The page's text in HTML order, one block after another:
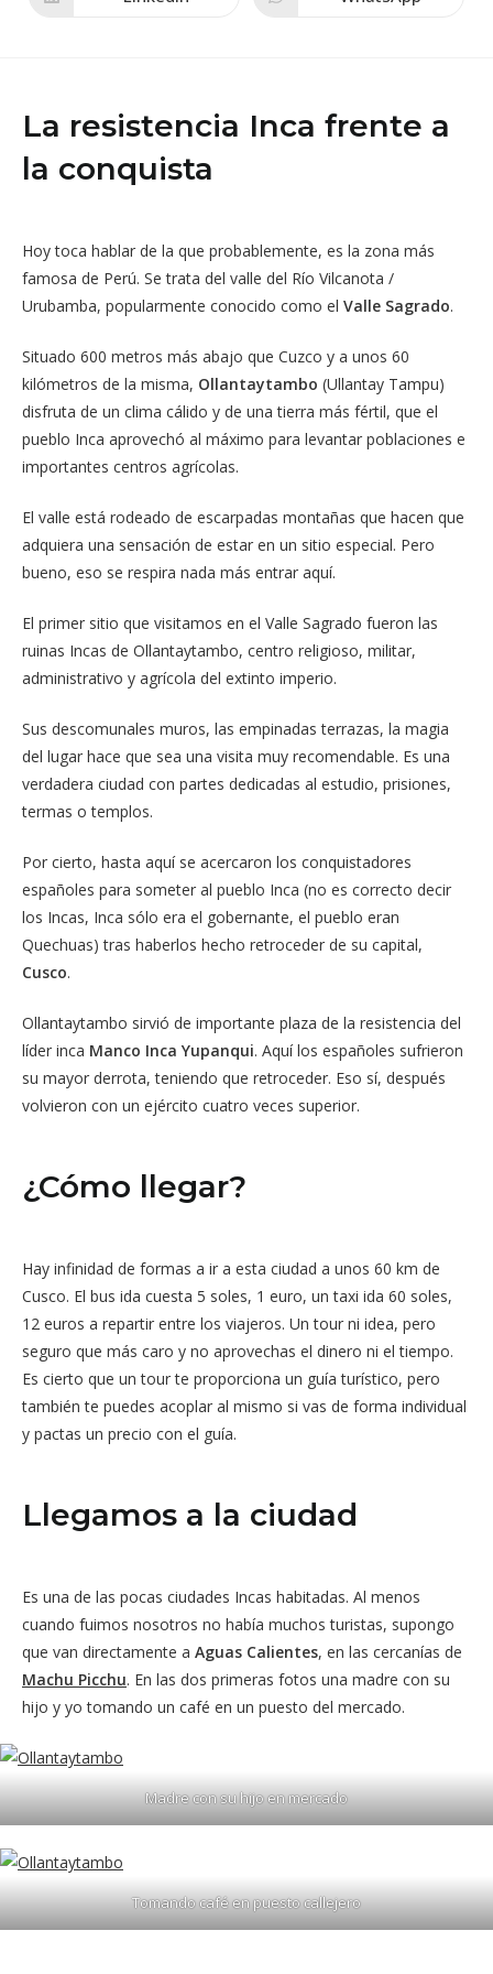
nueva nueva
La resistencia Inca frente a
la conquista
Hoy toca hablar de la que probablemente, es la zona más
famosa de Perú. Se trata del valle del Río Vilcanota /
Urubamba, popularmente conocido como el Valle Sagrado.
Situado 600 metros más abajo que Cuzco y a unos 60
kilómetros de la misma, Ollantaytambo (Ullantay Tampu)
disfruta de un clima cálido y de una tierra más fértil, que el
pueblo Inca aprovechó al máximo para levantar poblaciones e
importantes centros agrícolas.
El valle está rodeado de escarpadas montañas que hacen que
adquiera una sensación de estar en un sitio especial. Pero
bueno, eso se respira nada más entrar aquí.
El primer sitio que visitamos en el Valle Sagrado fueron las
ruinas Incas de Ollantaytambo, centro religioso, militar,
administrativo y agrícola del extinto imperio.
Sus descomunales muros, las empinadas terrazas, la magia
del lugar hace que sea una visita muy recomendable. Es una
verdadera ciudad con partes dedicadas al estudio, prisiones,
termas o templos.
Por cierto, hasta aquí se acercaron los conquistadores
españoles para someter al pueblo Inca (no es correcto decir
los Incas, Inca sólo era el gobernante, el pueblo eran
Quechuas) tras haberlos hecho retroceder de su capital,
Cusco.
Ollantaytambo sirvió de importante plaza de la resistencia del
líder inca Manco Inca Yupanqui. Aquí los españoles sufrieron
su mayor derrota, teniendo que retroceder. Eso sí, después
volvieron con un ejército cuatro veces superior.
¿Cómo llegar?
Hay infinidad de formas a ir a esta ciudad a unos 60 km de
Cusco. El bus ida cuesta 5 soles, 1 euro, un taxi ida 60 soles,
12 euros a repartir entre los viajeros. Un tour ni idea, pero
seguro que más caro y no aprovechas el dinero ni el tiempo.
Es cierto que un tour te proporciona un guía turístico, pero
también te puedes acoplar al mismo si vas de forma individual
y pactas un precio con el guía.
Llegamos a la ciudad
Es una de las pocas ciudades Incas habitadas. Al menos
cuando fuimos nosotros no había muchos turistas, supongo
que van directamente a Aguas Calientes, en las cercanías de
Machu Picchu. En las dos primeras fotos una madre con su
hijo y yo tomando un café en un puesto del mercado.
Madre con su hijo en mercado
Tomando café en puesto callejero